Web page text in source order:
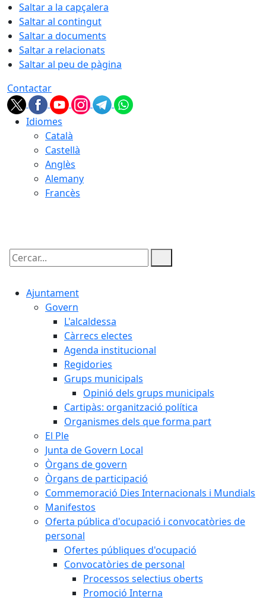
Saltar a la capçalera
Saltar al contingut
Saltar a documents
Saltar a relacionats
Saltar al peu de pàgina
Contactar
Idiomes
Català
Castellà
Anglès
Alemany
Francès
Cercar:
Ajuntament
Govern
L'alcaldessa
Càrrecs electes
Agenda institucional
Regidories
Grups municipals
Opinió dels grups municipals
Cartipàs: organització política
Organismes dels que forma part
El Ple
Junta de Govern Local
Òrgans de govern
Òrgans de participació
Commemoració Dies Internacionals i Mundials
Manifestos
Oferta pública d'ocupació i convocatòries de
personal
Ofertes públiques d'ocupació
Convocatòries de personal
Processos selectius oberts
Promoció Interna